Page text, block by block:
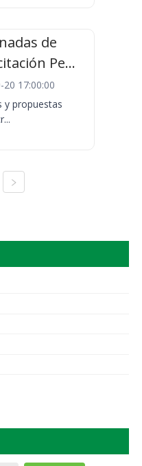
de
Pe...
20 17:00:00
y propuestas